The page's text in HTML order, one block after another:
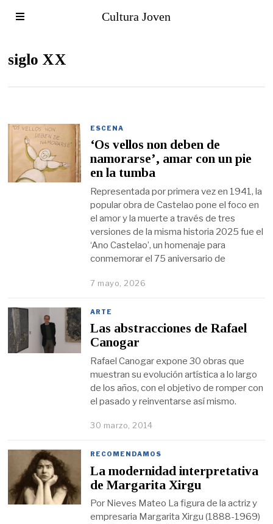
Cultura Joven
siglo XX
ESCENA
‘Os vellos non deben de
namorarse’, amar con un pie
en la tumba
Representada por primera vez en 1941, la
popular obra de Castelao pone el foco en
el amor y la muerte a través de tres
versiones de la misma historia 2025 fue el
‘Ano Castelao’, un homenaje para
conmemorar el 75 aniversario de
7 mayo, 2026
ARTE
Las abstracciones de Rafael
Canogar
Rafael Canogar expone 30 obras que
muestran su evolución artística a lo largo
de los años, con el objetivo de romper con
el pasado y reinventarse así mismo.
30 marzo, 2014
RECOMENDAMOS
La modernidad interpretativa
de Margarita Xirgu
Por Nieves Mateo La figura de la actriz y
empresaria Margarita Xirgu (1888-1969)